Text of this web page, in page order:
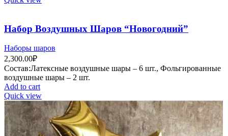
Набор Воздушных Шаров “Новогодний”
Наборы шаров
2,300.00₽
Состав:Латексные воздушные шары – 6 шт., Фольгированные
воздушные шары – 2 шт.
Add to cart
Quick view